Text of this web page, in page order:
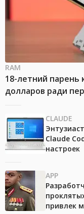
RAM
18-летний парень
долларов ради
CLAUDE
Claude
настроек
APP
привлек